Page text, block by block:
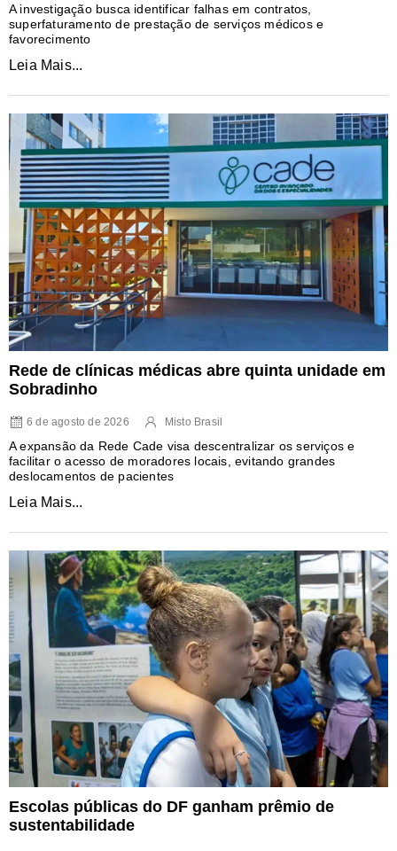
A investigação busca identificar falhas em contratos,
superfaturamento de prestação de serviços médicos e
favorecimento
Leia Mais...
Rede de clínicas médicas abre quinta unidade em
Sobradinho
6 de agosto de 2026 Misto Brasil
A expansão da Rede Cade visa descentralizar os serviços e
facilitar o acesso de moradores locais, evitando grandes
deslocamentos de pacientes
Leia Mais...
Escolas públicas do DF ganham prêmio de
sustentabilidade